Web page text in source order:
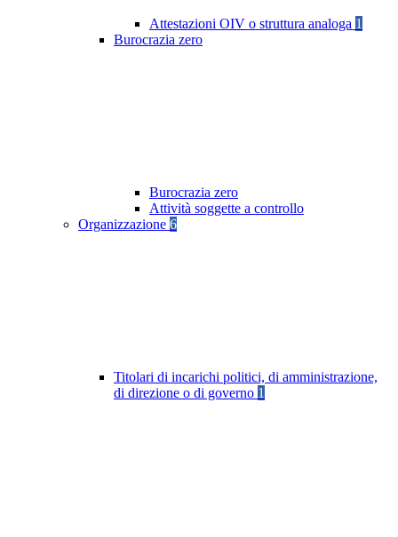
Attestazioni OIV o struttura analoga 1
Burocrazia zero
Burocrazia zero
Attività soggette a controllo
Organizzazione 6
Titolari di incarichi politici, di amministrazione,
di direzione o di governo 1